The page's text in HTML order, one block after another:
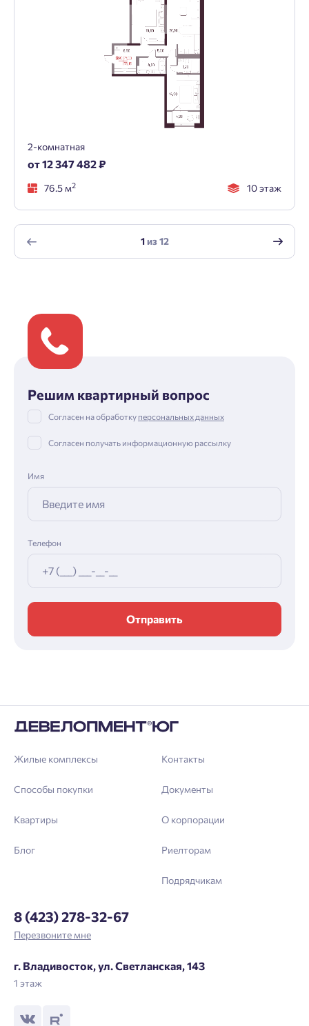
2-комнатная
от 12 347 482 ₽
76.5 м2 10 этаж
1из12
Решим квартирный вопрос
Согласен на обработку персональных данных
Согласен получать информационную рассылку
Имя
Телефон
Отправить
Жилые комплексы
Способы покупки
Квартиры
Блог
Контакты
Документы
О корпорации
Риелторам
Подрядчикам
8 (423) 278-32-67
Перезвоните мне
г. Владивосток, ул. Светланская, 143
1 этаж